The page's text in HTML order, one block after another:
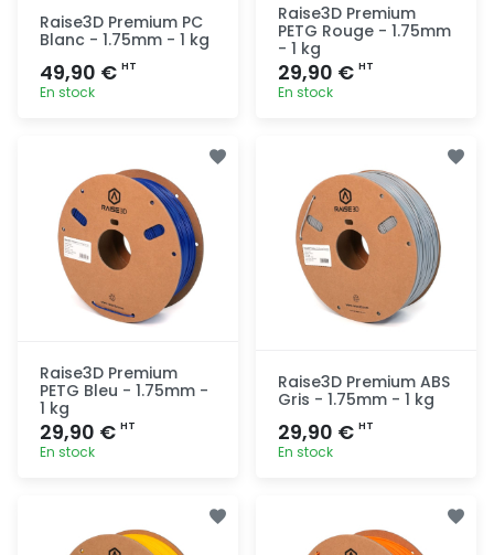
Raise3D Premium PC
Blanc - 1.75mm - 1 kg
49,90 € HT
En stock
Raise3D Premium
PETG Rouge - 1.75mm
- 1 kg
29,90 € HT
En stock
Raise3D Premium
PETG Bleu - 1.75mm -
1 kg
29,90 € HT
En stock
Raise3D Premium ABS
Gris - 1.75mm - 1 kg
29,90 € HT
En stock